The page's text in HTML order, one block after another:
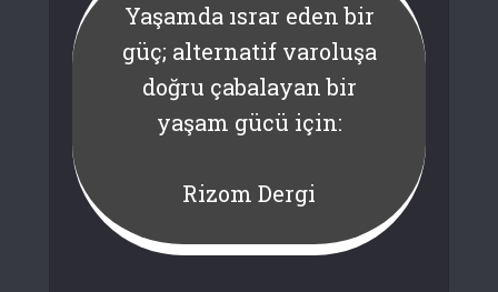
Yaşamda ısrar eden bir
güç; alternatif varoluşa
doğru çabalayan bir
yaşam gücü için:
Rizom Dergi